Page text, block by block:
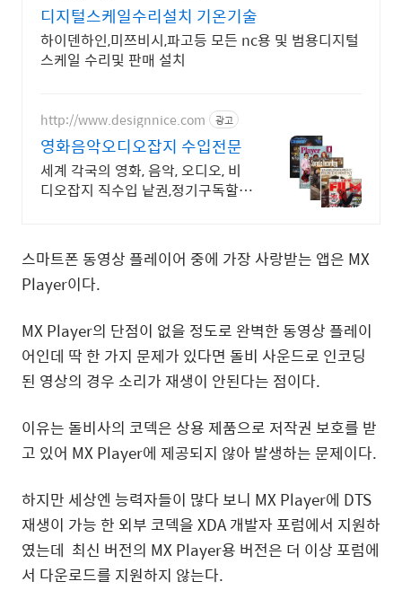
디지털스케일수리설치 기온기술
하이덴하인,미쯔비시,파고등 모든 nc용 및 범용디지털
스케일 수리및 판매 설치
http://www.designnice.com 광고
영화음악오디오잡지 수입전문
세계 각국의 영화, 음악, 오디오, 비
디오잡지 직수입 낱권,정기구독할
스마트폰 동영상 플레이어 중에 가장 사랑받는 앱은 MX
Player이다.
MX Player의 단점이 없을 정도로 완벽한 동영상 플레이
어인데 딱 한 가지 문제가 있다면 돌비 사운드로 인코딩
된 영상의 경우 소리가 재생이 안된다는 점이다.
이유는 돌비사의 코덱은 상용 제품으로 저작권 보호를 받
고 있어 MX Player에 제공되지 않아 발생하는 문제이다.
하지만 세상엔 능력자들이 많다 보니 MX Player에 DTS
재생이 가능 한 외부 코덱을 XDA 개발자 포럼에서 지원하
였는데 최신 버전의 MX Player용 버전은 더 이상 포럼에
서 다운로드를 지원하지 않는다.